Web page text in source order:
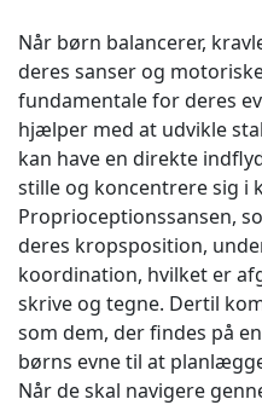
Når børn balancerer,
deres sanser og
fundamentale for deres
hjælper med at udvikle
kan have en direkte
stille og koncentrere sig i
Proprioceptionssansen,
deres kropsposition,
koordination, hvilket er
skrive og tegne. Dertil
som dem, der findes på
børns evne til at
Når de skal navigere